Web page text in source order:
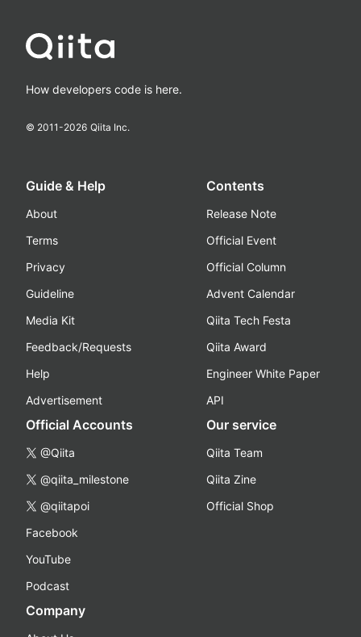
How developers code is here.
© 2011-2026 Qiita Inc.
Guide & Help
About
Terms
Privacy
Guideline
Media Kit
Feedback/Requests
Help
Advertisement
Contents
Release Note
Official Event
Official Column
Advent Calendar
Qiita Tech Festa
Qiita Award
Engineer White Paper
API
Official Accounts
@Qiita
@qiita_milestone
@qiitapoi
Facebook
YouTube
Podcast
Our service
Qiita Team
Qiita Zine
Official Shop
Company